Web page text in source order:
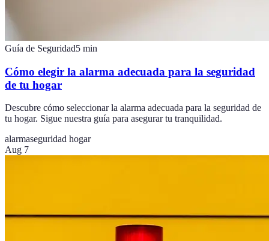
Guía de Seguridad5 min
Cómo elegir la alarma adecuada para la seguridad
de tu hogar
Descubre cómo seleccionar la alarma adecuada para la seguridad de
tu hogar. Sigue nuestra guía para asegurar tu tranquilidad.
alarmaseguridad hogar
Aug 7